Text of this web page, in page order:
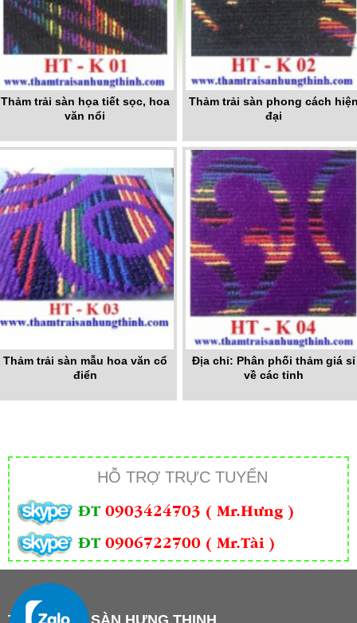
Thảm trải sàn họa tiết sọc, hoa
văn nổi
Thảm trải sàn phong cách
đại
Thảm trải sàn mẫu hoa văn cổ
điển
Địa chỉ: Phân phối thảm giá sỉ
về các tỉnh
HỖ TRỢ TRỰC TUYẾN
ĐT 0903424703 ( Mr.Hưng )
ĐT 0906722700 ( Mr.Tài )
THẢM TRẢI SÀN HƯNG THỊNH